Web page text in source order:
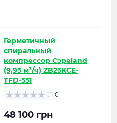
Герметичный
спиральный
компрессор Copeland
(9,95 м³/ч) ZB26KCE-
TFD-551
0
48 100 грн